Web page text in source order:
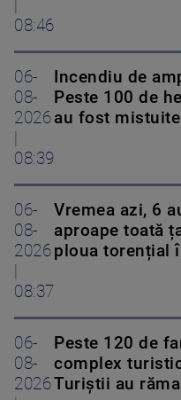
08:46
06-
08-
2026
08:39
Incendiu de
Peste 100 de
au fost
06-
08-
2026
08:37
Vremea azi, 6
aproape toată
ploua torențial
06-
08-
2026
Peste 120 de
complex
Turiștii au